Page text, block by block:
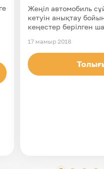
Жеңіл автомобиль
кетуін анықтау
кеңестер берілген
17 мамыр 2018